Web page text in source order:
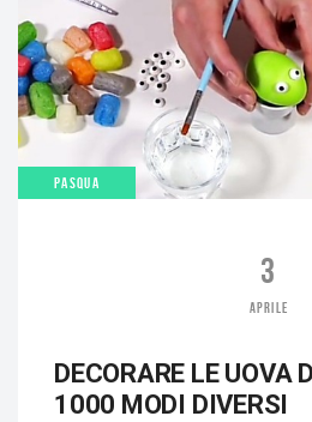
PASQUA
3
APRILE
DECORARE LE UOVA
1000 MODI DIVERSI